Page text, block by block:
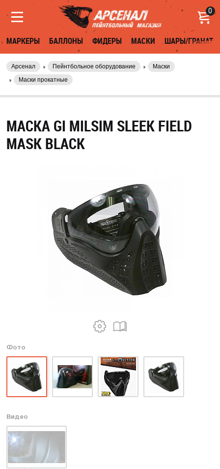
0
МАРКЕРЫ БАЛЛОНЫ ФИДЕРЫ МАСКИ ШАРЫ/ГРАНАТЫ
Арсенал Пейнтбольное оборудование
Маски
Маски прокатные
МАСКА GI MILSIM SLEEK FIELD
MASK BLACK
Фото
Видео